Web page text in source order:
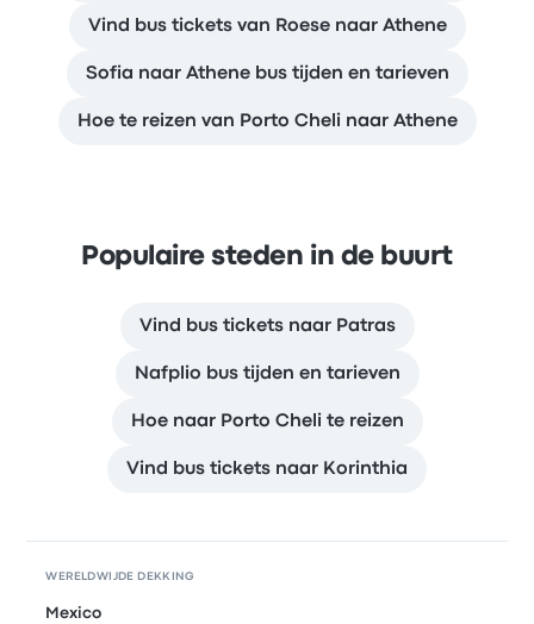
Vind bus tickets van Roese naar Athene
Sofia naar Athene bus tijden en tarieven
Hoe te reizen van Porto Cheli naar Athene
Populaire steden in de buurt
Vind bus tickets naar Patras
Nafplio bus tijden en tarieven
Hoe naar Porto Cheli te reizen
Vind bus tickets naar Korinthia
WERELDWIJDE DEKKING
Mexico